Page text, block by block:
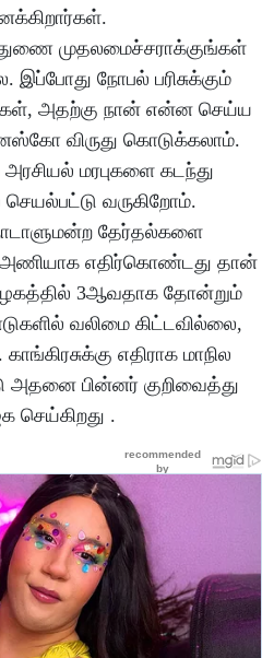
முதலமைச்சராக்குங்கள்
நோபல் பரிசுக்கும்
அதற்கு நான் என்ன செய்ய
விருது கொடுக்கலாம்.
மரபுகளை கடந்து
வருகிறோம்.
தேர்தல்களை
அணியாக எதிர்கொண்டது தான்
3ஆவதாக தோன்றும்
வலிமை கிட்டவில்லை,
எதிராக மாநில
அதனை பின்னர் குறிவைத்து
செய்கிறது .